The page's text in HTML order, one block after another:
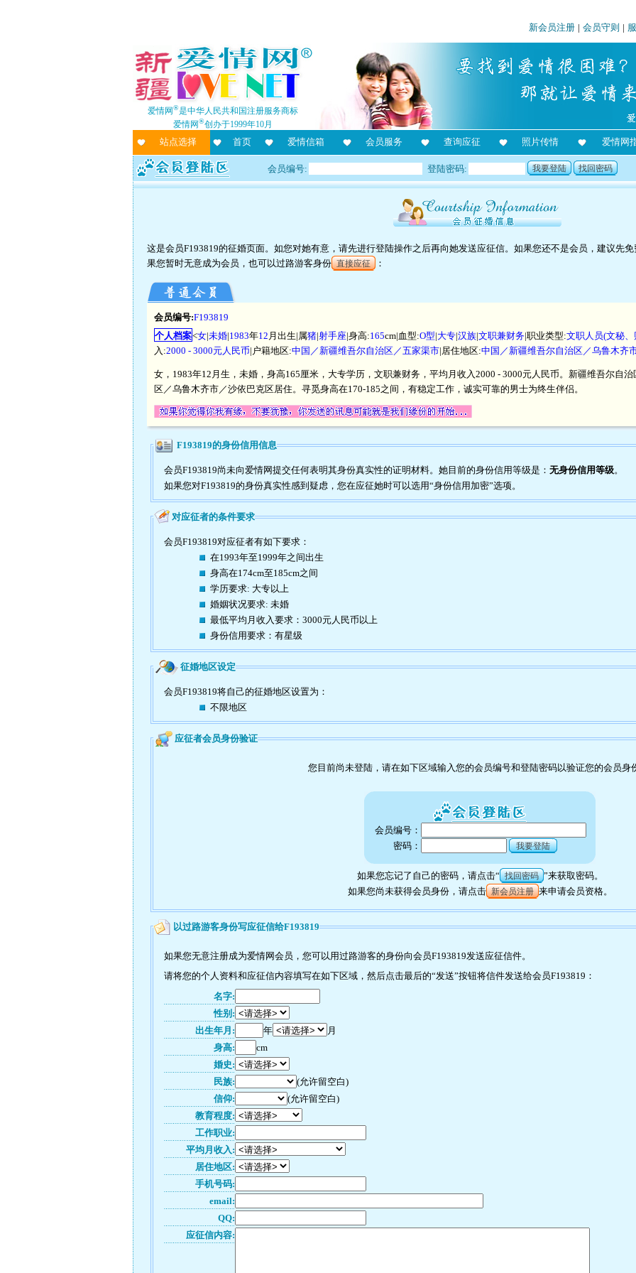
新会员注册 | 会员守则 |
爱情网®是中华人民共和国注册服务商标
爱情网®创办于1999年10月
站点选择 首页 爱情信箱 会员服务 查询应征 照片传情 爱情网
会员编号: 登陆密码: 我要登陆 找回密码
这是会员F193819的征婚页面。如您对她有意，请先进行登陆操作之后再向她发送应征信。如果您还不是会员，建议先免
果您暂时无意成为会员，也可以过路游客身份 直接应征 ：
会员编号:F193819
个人档案<女|未婚|1983年12 月出生|属猪|射手座|身高:165cm|血型:O型|大专|汉族|文职兼财务|职业类型:文职人员(文秘
入:2000 - 3000元人民币|户籍地区:中国／新疆维吾尔自治区／五家渠市|居住地区:中国／新疆维吾尔自治区／乌鲁木齐
女，1983年12月生，未婚，身高165厘米，大专学历，文职兼财务，平均月收入2000 - 3000元人民币。新疆维吾尔自
区／乌鲁木齐市／沙依巴克区居住。寻觅身高在170-185之间，有稳定工作，诚实可靠的男士为终生伴侣。
F193819的身份信用信息
会员F193819尚未向爱情网提交任何表明其身份真实性的证明材料。她目前的身份信用等级是： 无身份信用等级。
如果您对F193819的身份真实性感到疑虑，您在应征她时可以选用“身份信用加密”选项。
对应征者的条件要求
会员F193819对应征者有如下要求：
在1993年至1999年之间出生
身高在174cm至185cm之间
学历要求: 大专以上
婚姻状况要求: 未婚
最低平均月收入要求：3000元人民币以上
身份信用要求：有星级
征婚地区设定
会员F193819将自己的征婚地区设置为：
不限地区
应征者会员身份验证
您目前尚未登陆，请在如下区域输入您的会员编号和登陆密码以验证您的会员身
会员编号：
密码：
我要登陆
如果您忘记了自己的密码，请点击“ 找回密码 ”来获取密码。
如果您尚未获得会员身份，请点击 新会员注册 来申请会员资格。
以过路游客身份写应征信给F193819
如果您无意注册成为爱情网会员，您可以用过路游客的身份向会员F193819发送应征信件。
请将您的个人资料和应征信内容填写在如下区域，然后点击最后的“发送”按钮将信件发送给会员F193819：
名字:
性别:
出生年月:
年
月
身高:
cm
婚史:
民族:
(允许留空白)
信仰:
(允许留空白)
教育程度:
工作职业:
平均月收入:
居住地区:
手机号码:
email:
QQ:
应征信内容: